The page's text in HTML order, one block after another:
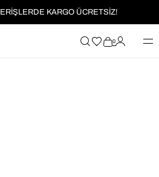
KARGO ÜCRETSİZ!
İLK ALIŞVERİŞİNİZE %5 İNDİRİM
0